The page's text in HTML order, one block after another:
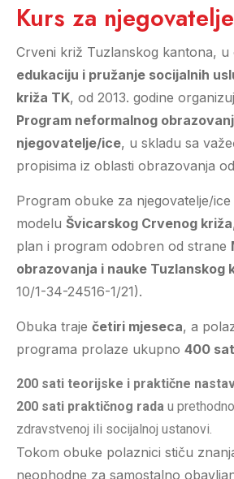
Kurs za njegovatelje
Crveni križ Tuzlanskog kantona, u
edukaciju i pružanje socijalnih
križa TK, od 2013. godine
Program neformalnog
njegovatelje/ice, u skladu sa
propisima iz oblasti obrazovanja
Program obuke za njegovatelje/
modelu Švicarskog Crvenog križa
plan i program odobren od strane
obrazovanja i nauke Tuzlanskog
10/1-34-24516-1/21).
Obuka traje četiri mjeseca, a
programa prolaze ukupno 400
200 sati teorijske i praktične
200 sati praktičnog rada u
zdravstvenoj ili socijalnoj ustanovi.
Tokom obuke polaznici stiču
neophodne za samostalno